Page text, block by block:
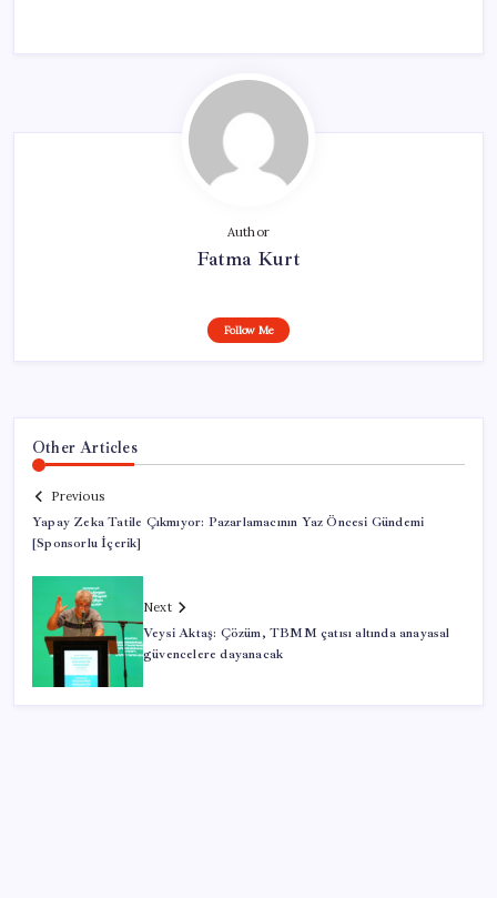
Author
Fatma Kurt
Follow Me
Other Articles
Previous
Yapay Zeka Tatile Çıkmıyor: Pazarlamacının Yaz Öncesi Gündemi
[Sponsorlu İçerik]
Next
Veysi Aktaş: Çözüm, TBMM çatısı altında anayasal
güvencelere dayanacak